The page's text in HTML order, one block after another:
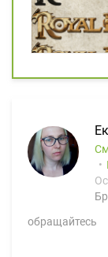
обращайтесь